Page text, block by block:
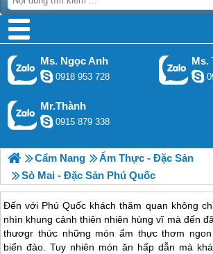
Ms. Ngọc Anh
0918 953 728
Ms.
Mr.Thành
0915 879 338
Cẩm Nang
Ẩm Thực - Đặc Sản
Sò Mai - Đặc Sản Phú Quốc
Đến với Phú Quốc khách thăm quan không
nhìn khung cảnh thiên nhiên hùng vĩ mà đến
thươgr thức những món ẩm thực thơm
biển đảo. Tuy nhiên món ăn hấp dẫn mà